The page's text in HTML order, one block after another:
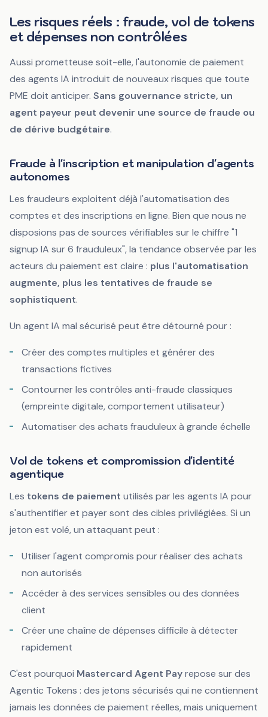
Les risques réels : fraude, vol de tokens
et dépenses non contrôlées
Aussi prometteuse soit-elle, l'autonomie de paiement
des agents IA introduit de nouveaux risques que toute
PME doit anticiper. Sans gouvernance stricte, un
agent payeur peut devenir une source de fraude ou
de dérive budgétaire.
Fraude à l'inscription et manipulation d'agents
autonomes
Les fraudeurs exploitent déjà l'automatisation des
comptes et des inscriptions en ligne. Bien que nous ne
disposions pas de sources vérifiables sur le chiffre "1
signup IA sur 6 frauduleux", la tendance observée par les
acteurs du paiement est claire : plus l'automatisation
augmente, plus les tentatives de fraude se
sophistiquent.
Un agent IA mal sécurisé peut être détourné pour :
Créer des comptes multiples et générer des
transactions fictives
Contourner les contrôles anti-fraude classiques
(empreinte digitale, comportement utilisateur)
Automatiser des achats frauduleux à grande échelle
Vol de tokens et compromission d'identité
agentique
Les tokens de paiement utilisés par les agents IA pour
s'authentifier et payer sont des cibles privilégiées. Si un
jeton est volé, un attaquant peut :
Utiliser l'agent compromis pour réaliser des achats
non autorisés
Accéder à des services sensibles ou des données
client
Créer une chaîne de dépenses difficile à détecter
rapidement
C'est pourquoi Mastercard Agent Payrepose sur des
Agentic Tokens : des jetons sécurisés qui ne contiennent
jamais les données de paiement réelles, mais uniquement